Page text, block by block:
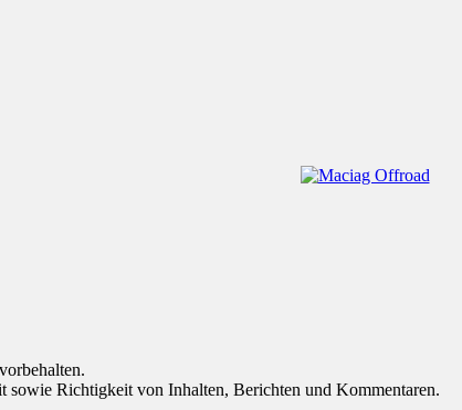
Richtigkeit von Inhalten, Berichten und Kommentaren.